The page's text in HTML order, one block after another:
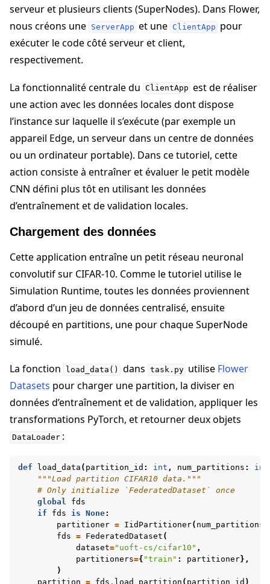
serveur et plusieurs clients (SuperNodes). Dans Flower,
nous créons une ServerApp et une ClientApp pour
exécuter le code côté serveur et client,
respectivement.
La fonctionnalité centrale du ClientApp est de réaliser
une action avec les données locales dont dispose
l’instance sur laquelle il s’exécute (par exemple un
appareil Edge, un serveur dans un centre de données
ou un ordinateur portable). Dans ce tutoriel, cette
action consiste à entraîner et évaluer le petit modèle
CNN défini plus tôt en utilisant les données
d’entraînement et de validation locales.
Chargement des données
Cette application entraîne un petit réseau neuronal
convolutif sur CIFAR-10. Comme le tutoriel utilise le
Simulation Runtime, toutes les données proviennent
d’abord d’un jeu de données centralisé, ensuite
découpé en partitions, une pour chaque SuperNode
simulé.
La fonction load_data() dans task.py utilise Flower
Datasets pour charger une partition, la diviser en
données d’entraînement et de validation, appliquer les
transformations PyTorch, et retourner deux objets
DataLoader :
def load_data ( partition_id : int , num_partitions : int
"""Load partition CIFAR10 data."""
# Only initialize `FederatedDataset` once
global
fds
if
fds is None:
partitioner = IidPartitioner( num_partitions
fds = FederatedDataset (
dataset="uoft-cs/cifar10" ,
partitioners={ "train" : partitioner},
)
partition = fds . load_partition ( partition_id )